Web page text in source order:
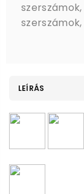
szerszámok,
szerszámok,
LEÍRÁS